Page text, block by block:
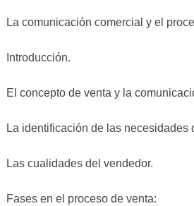
La comunicación comercial y el
Introducción.
El concepto de venta y la
La identificación de las necesidades
Las cualidades del vendedor.
Fases en el proceso de venta: